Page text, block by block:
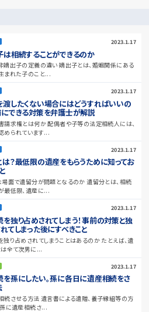
相続することができるのか
嫡出子の定義の違い 嫡出子とは、婚姻関係にある
まれた子のこと...
2023.1.17
渡したくない場合にはどうすればいいの
できる対策を弁護士が解説
請求権とは何か 配偶者や子等の法定相続人には、
められています...
2023.1.17
？最低限の遺産をもらうために知ってお
場面で遺留分が問題となるのか 遺留分とは、相続
最低限、遺産に...
2023.1.17
独り占めされてしまう！事前の対策と独
てしまった後にすべきこと
独り占めされてしまうことはあるのか たとえば、遺
は全て次男に...
2023.1.17
孫にしたい。孫に各日に遺産相続をさ
続させる方法 遺言書による遺贈、養子縁組等の方
孫に遺産相続さ...
2023.1.17